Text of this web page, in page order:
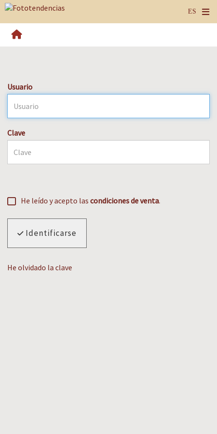
Usuario
Clave
He leído y acepto las condiciones de venta.
Identificarse
He olvidado la clave